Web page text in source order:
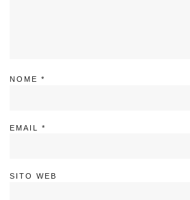
NOME *
EMAIL *
SITO WEB